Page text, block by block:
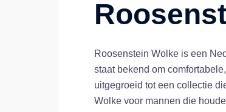
Roosenstein Wolke is een
staat bekend om
uitgegroeid tot een collectie
Wolke voor mannen die